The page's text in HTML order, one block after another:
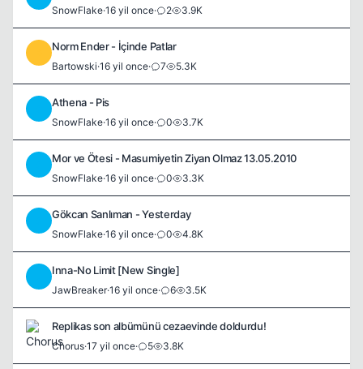
SnowFlake·16 yil once· 2 3.9K
Norm Ender - İçinde Patlar
Bartowski·16 yil once· 7 5.3K
Athena - Pis
SnowFlake·16 yil once· 0 3.7K
Mor ve Ötesi - Masumiyetin Ziyan Olmaz 13.05.2010
SnowFlake·16 yil once· 0 3.3K
Gökcan Sanlıman - Yesterday
SnowFlake·16 yil once· 0 4.8K
Inna-No Limit [New Single]
JawBreaker·16 yil once· 6 3.5K
Replikas son albümünü cezaevinde doldurdu!
Chorus·17 yil once· 5 3.8K